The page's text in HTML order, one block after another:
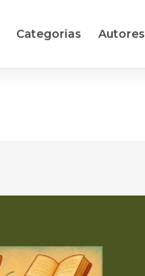
Categorias Autores